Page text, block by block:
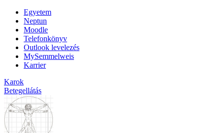
Egyetem
Neptun
Moodle
Telefonkönyv
Outlook levelezés
MySemmelweis
Karrier
Karok
Betegellátás